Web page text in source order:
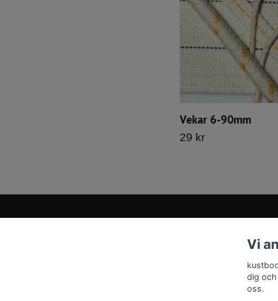
Vekar 6-90mm
29 kr
Vi
dig och
oss.